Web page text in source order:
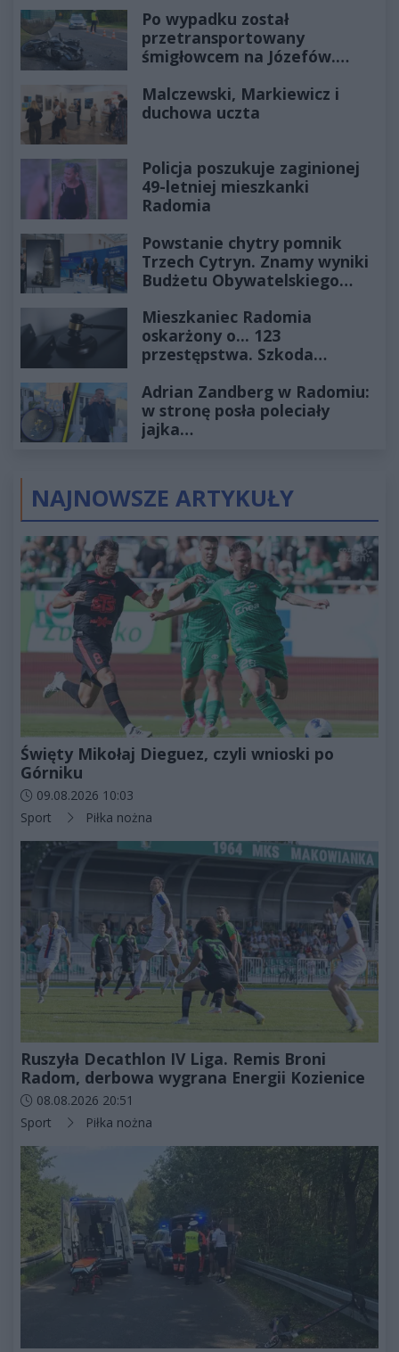
Po wypadku został
przetransportowany
śmigłowcem na Józefów.
Malczewski, Markiewicz i
duchowa uczta
Policja poszukuje zaginionej
49-letniej mieszkanki
Radomia
Powstanie chytry pomnik
Trzech Cytryn. Znamy wyniki
Budżetu Obywatelskiego
Mieszkaniec Radomia
oskarżony o... 123
przestępstwa. Szkoda
złotych
Adrian Zandberg w Radomiu:
w stronę posła poleciały
jajka…
NAJNOWSZE ARTYKUŁY
Święty Mikołaj Dieguez, czyli wnioski po
Górniku
Data dodania artykułu:
09.08.2026 10:03
Kategorie artykułu:
Sport Piłka nożna
Ruszyła Decathlon IV Liga. Remis Broni
Radom, derbowa wygrana Energii Kozienice
Data dodania artykułu:
08.08.2026 20:51
Kategorie artykułu:
Sport Piłka nożna